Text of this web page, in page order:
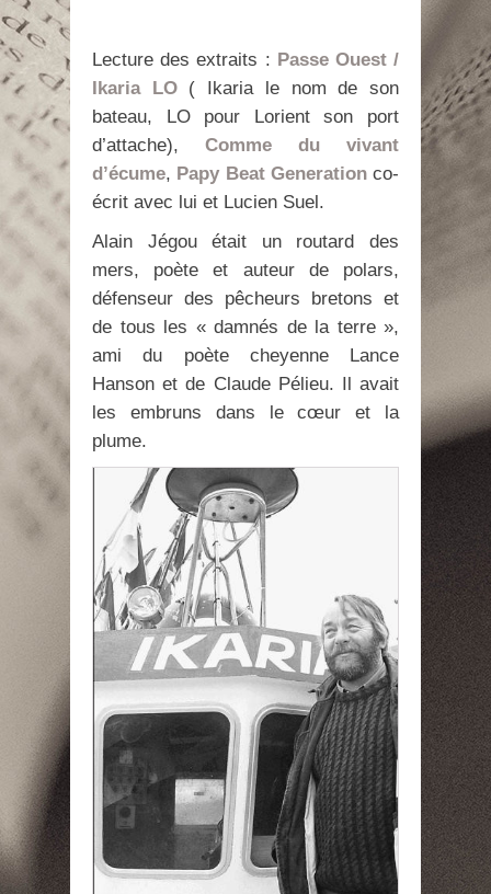
Lecture des extraits : Passe Ouest /
Ikaria LO( Ikaria le nom de son
bateau, LO pour Lorient son port
d’attache), Comme du vivant
d’écume, Papy Beat Generationco-
écrit avec lui et Lucien Suel.
Alain Jégou était un routard des
mers, poète et auteur de polars,
défenseur des pêcheurs bretons et
de tous les « damnés de la terre »,
ami du poète cheyenne Lance
Hanson et de Claude Pélieu. Il avait
les embruns dans le cœur et la
plume.